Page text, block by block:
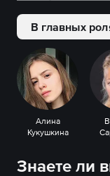
В главных
Алина
Кукушкина
Знаете ли